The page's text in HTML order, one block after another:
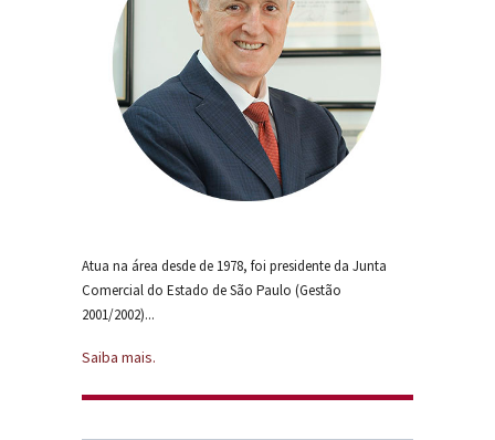
Atua na área desde de 1978, foi presidente da Junta
Comercial do Estado de São Paulo (Gestão
2001/2002)...
Saiba mais.